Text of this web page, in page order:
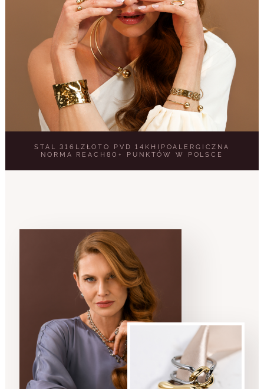
STAL 316LZŁOTO PVD 14K HIPOALERGICZNA
NORMA REACH 80+ PUNKTÓW W POLSCE